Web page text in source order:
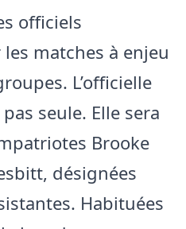
officiels
matches à enjeu
L’officielle
seule. Elle sera
Brooke
désignées
Habituées